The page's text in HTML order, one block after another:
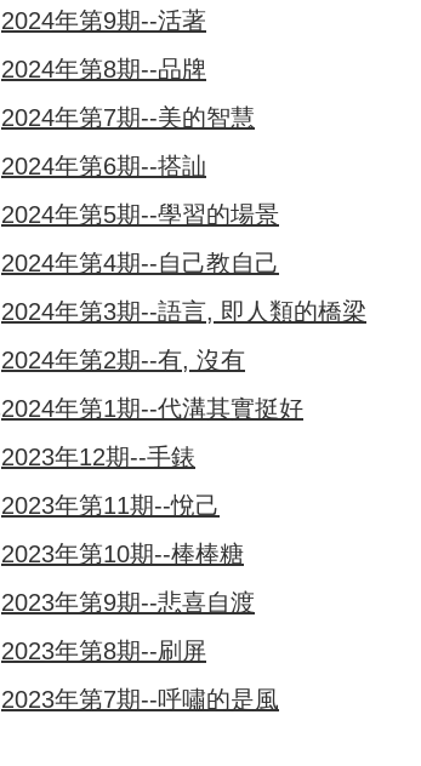
2024年第9期--活著
2024年第8期--品牌
2024年第7期--美的智慧
2024年第6期--搭訕
2024年第5期--學習的場景
2024年第4期--自己教自己
2024年第3期--語言, 即人類的橋梁
2024年第2期--有, 沒有
2024年第1期--代溝其實挺好
2023年12期--手錶
2023年第11期--悅己
2023年第10期--棒棒糖
2023年第9期--悲喜自渡
2023年第8期--刷屏
2023年第7期--呼嘯的是風